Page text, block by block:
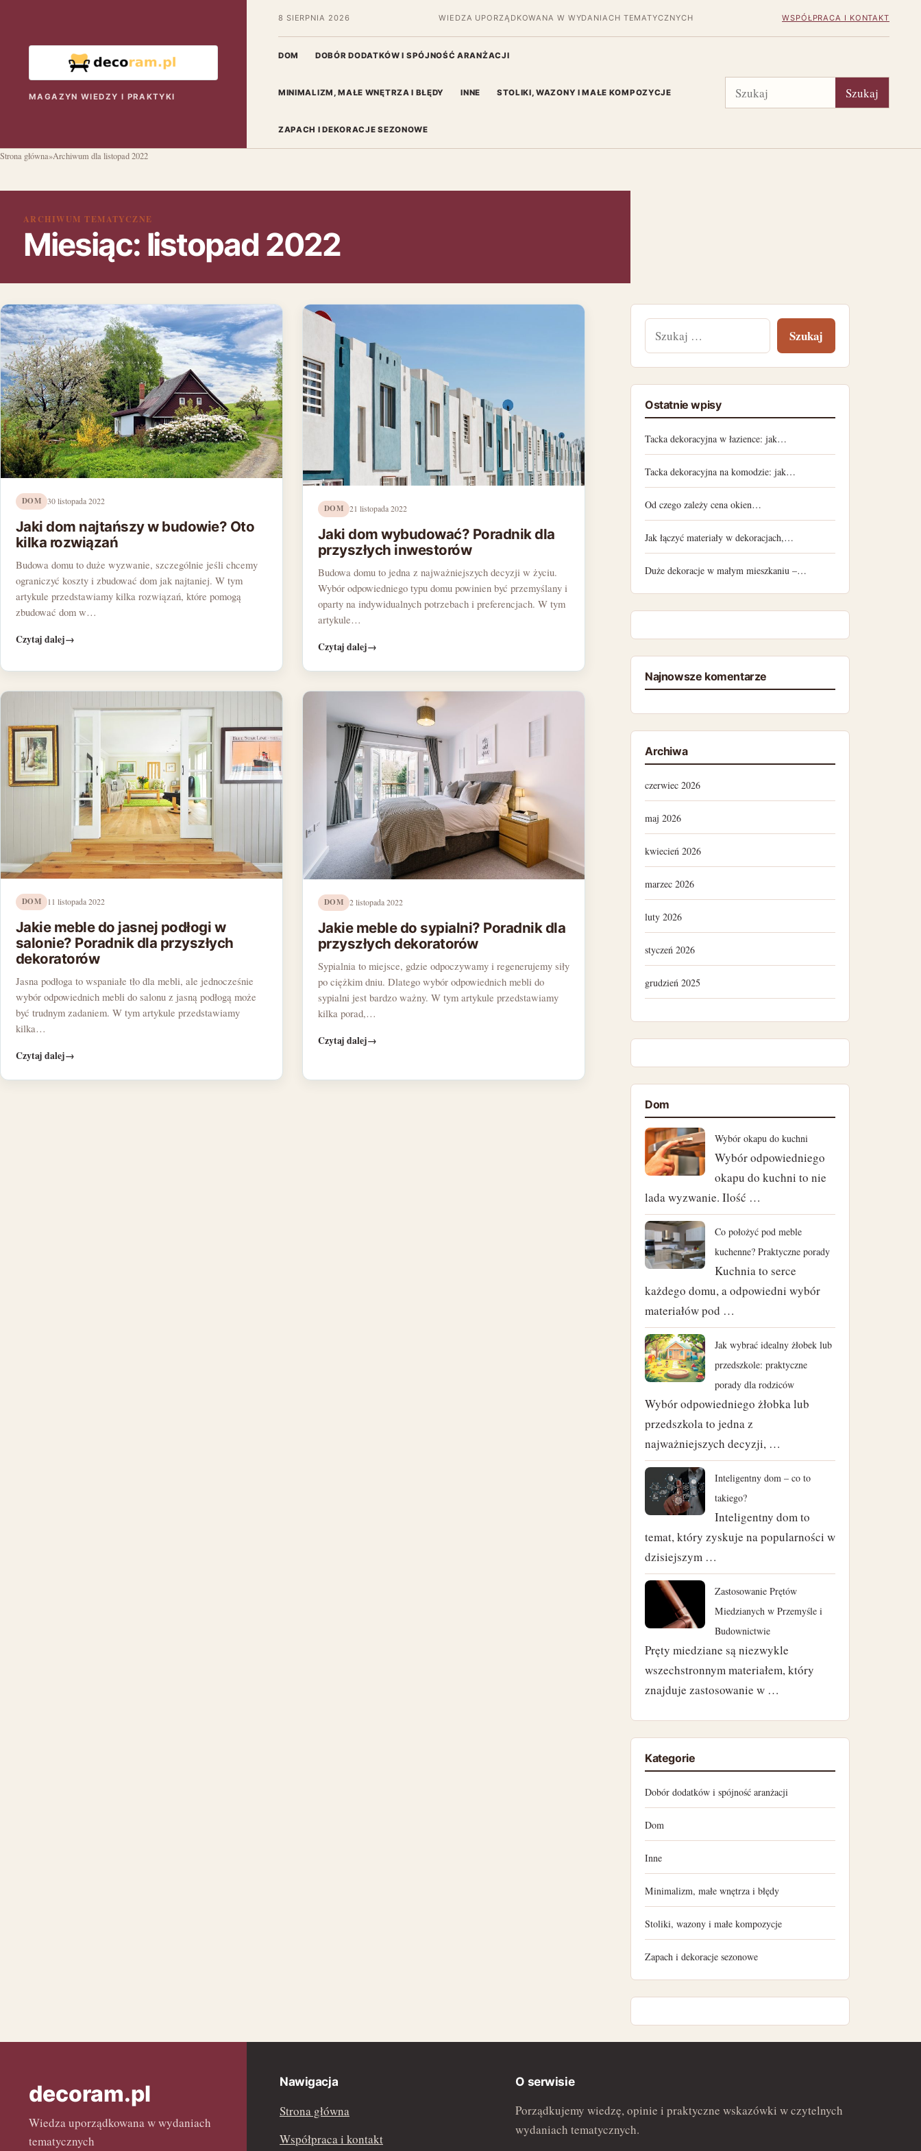
MAGAZYN WIEDZY I PRAKTYKI
8 SIERPNIA 2026 WIEDZA UPORZĄDKOWANA W WYDANIACH TEMATYCZNYCH WSPÓŁPRACA I KONTAKT
DOM DOBÓR DODATKÓW I SPÓJNOŚĆ ARANŻACJI
MINIMALIZM, MAŁE WNĘTRZA I BŁĘDY INNE STOLIKI, WAZONY I MAŁE KOMPOZYCJE
ZAPACH I DEKORACJE SEZONOWE
Szukaj Szukaj
Strona główna»Archiwum dla listopad 2022
ARCHIWUM TEMATYCZNE
Miesiąc: listopad 2022
DOM 30 listopada 2022
Jaki dom najtańszy w budowie? Oto
kilka rozwiązań
Budowa domu to duże wyzwanie, szczególnie jeśli chcemy
ograniczyć koszty i zbudować dom jak najtaniej. W tym
artykule przedstawiamy kilka rozwiązań, które pomogą
zbudować dom w…
Czytaj dalej→
DOM 21 listopada 2022
Jaki dom wybudować? Poradnik dla
przyszłych inwestorów
Budowa domu to jedna z najważniejszych decyzji w życiu.
Wybór odpowiedniego typu domu powinien być przemyślany i
oparty na indywidualnych potrzebach i preferencjach. W tym
artykule…
Czytaj dalej→
DOM 11 listopada 2022
Jakie meble do jasnej podłogi w
salonie? Poradnik dla przyszłych
dekoratorów
Jasna podłoga to wspaniałe tło dla mebli, ale jednocześnie
wybór odpowiednich mebli do salonu z jasną podłogą może
być trudnym zadaniem. W tym artykule przedstawiamy
kilka…
Czytaj dalej→
DOM 2 listopada 2022
Jakie meble do sypialni? Poradnik dla
przyszłych dekoratorów
Sypialnia to miejsce, gdzie odpoczywamy i regenerujemy siły
po ciężkim dniu. Dlatego wybór odpowiednich mebli do
sypialni jest bardzo ważny. W tym artykule przedstawiamy
kilka porad,…
Czytaj dalej→
Ostatnie wpisy
Tacka dekoracyjna w łazience: jak…
Tacka dekoracyjna na komodzie: jak…
Od czego zależy cena okien…
Jak łączyć materiały w dekoracjach,…
Duże dekoracje w małym mieszkaniu –…
Najnowsze komentarze
Archiwa
czerwiec 2026
maj 2026
kwiecień 2026
marzec 2026
luty 2026
styczeń 2026
grudzień 2025
listopad 2024
październik 2024
wrzesień 2024
sierpień 2024
lipiec 2024
czerwiec 2024
kwiecień 2024
marzec 2024
luty 2024
styczeń 2024
listopad 2023
październik 2023
czerwiec 2023
marzec 2023
luty 2023
styczeń 2023
listopad 2022
wrzesień 2022
sierpień 2022
lipiec 2022
czerwiec 2022
maj 2022
kwiecień 2022
marzec 2022
Dom
Wybór okapu do kuchni
Wybór odpowiedniego
okapu do kuchni to nie
lada wyzwanie. Ilość …
Co położyć pod meble
kuchenne? Praktyczne porady
Kuchnia to serce
każdego domu, a odpowiedni wybór
materiałów pod …
Jak wybrać idealny żłobek lub
przedszkole: praktyczne
porady dla rodziców
Wybór odpowiedniego żłobka lub
przedszkola to jedna z
najważniejszych decyzji, …
Inteligentny dom – co to
takiego?
Inteligentny dom to
temat, który zyskuje na popularności w
dzisiejszym …
Zastosowanie Prętów
Miedzianych w Przemyśle i
Budownictwie
Pręty miedziane są niezwykle
wszechstronnym materiałem, który
znajduje zastosowanie w …
Kategorie
Dobór dodatków i spójność aranżacji
Dom
Inne
Minimalizm, małe wnętrza i błędy
Stoliki, wazony i małe kompozycje
Zapach i dekoracje sezonowe
decoram.pl
Wiedza uporządkowana w wydaniach
tematycznych
Nawigacja
Strona główna
Współpraca i kontakt
O serwisie
Porządkujemy wiedzę, opinie i praktyczne wskazówki w czytelnych
wydaniach tematycznych.